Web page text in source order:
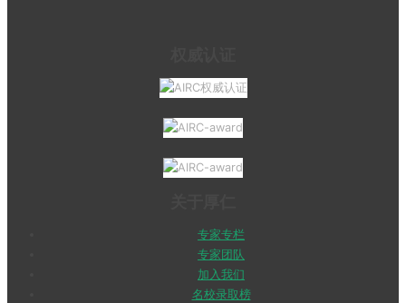
专家专栏
专家团队
加入我们
名校录取榜